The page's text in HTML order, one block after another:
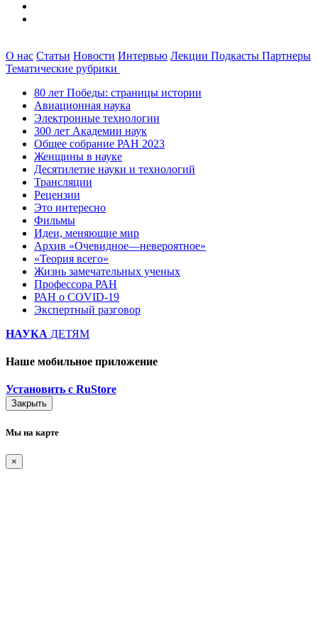
О нас Статьи Новости Интервью Лекции Подкасты Партнеры
Тематические рубрики
80 лет Победы: страницы истории
Авиационная наука
Электронные технологии
300 лет Академии наук
Общее собрание РАН 2023
Женщины в науке
Десятилетие науки и технологий
Трансляции
Рецензии
Это интересно
Фильмы
Идеи, меняющие мир
Архив «Очевидное—невероятное»
«Теория всего»
Жизнь замечательных ученых
Профессора РАН
РАН о COVID-19
Экспертный разговор
НАУКА ДЕТЯМ
Наше мобильное приложение
Установить с RuStore
Закрыть
Мы на карте
×